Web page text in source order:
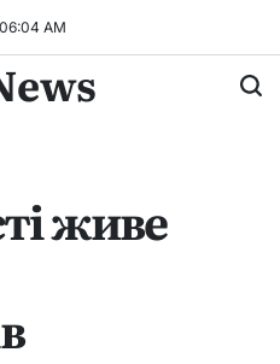
06:05 AM
живе